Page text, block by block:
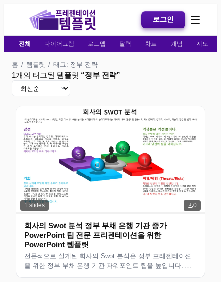
로그인
전체 다이어그램 로드맵 달력 차트 개념 지도
홈 / 템플릿 / 태그: 정부 전략
1개의 태그된 템플릿 “정부 전략”
1 slides 0
회사의 Swot 분석 정부 부채 은행 기관 증가
PowerPoint 팁 전문 프리젠테이션을 위한
PowerPoint 템플릿
전문적으로 설계된 회사의 Swot 분석은 정부 프레젠테이션
을 위한 정부 부채 은행 기관 파워포인트 팁을 높입니다. 현